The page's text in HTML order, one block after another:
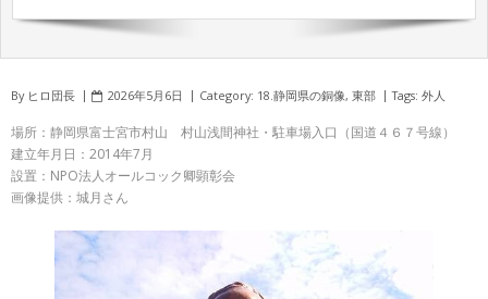
By ヒロ団長 2026年5月6日 Category: 18.静岡県の銅像, 東部 Tags: 外人
場所：静岡県富士宮市村山 村山浅間神社・駐車場入口（国道４６７号線）
建立年月日：2014年7月
設置：NPO法人オールコック卿顕彰会
画像提供：城月さん